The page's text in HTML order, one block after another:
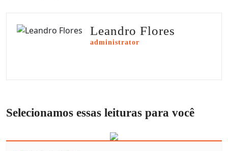
Leandro Flores
administrator
Selecionamos essas leituras para você